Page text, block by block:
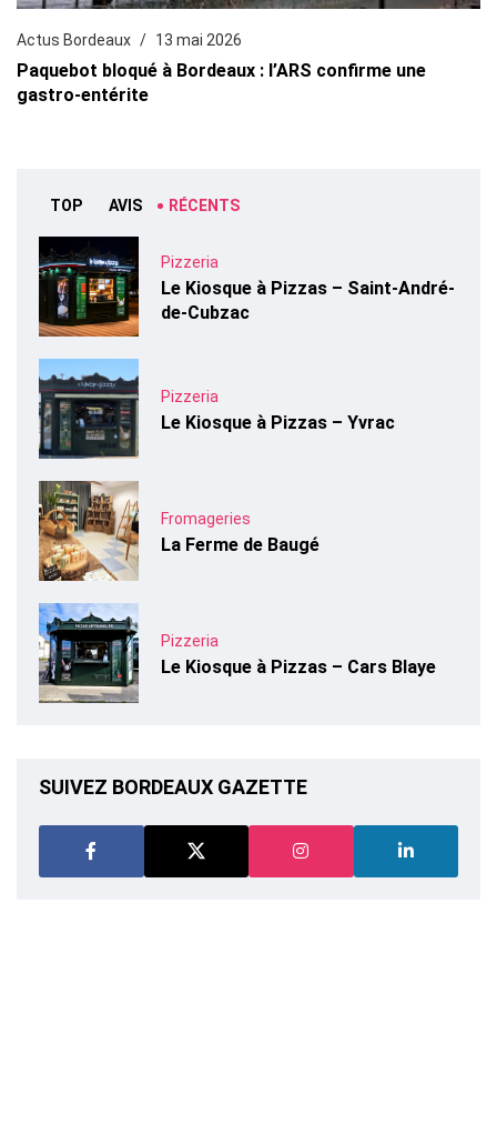
Actus Bordeaux 13 mai 2026
Paquebot bloqué à Bordeaux : l’ARS confirme une
gastro-entérite
TOP AVIS RÉCENTS
Pizzeria
Le Kiosque à Pizzas – Saint-André-
de-Cubzac
Pizzeria
Le Kiosque à Pizzas – Yvrac
Fromageries
La Ferme de Baugé
Pizzeria
Le Kiosque à Pizzas – Cars Blaye
SUIVEZ BORDEAUX GAZETTE